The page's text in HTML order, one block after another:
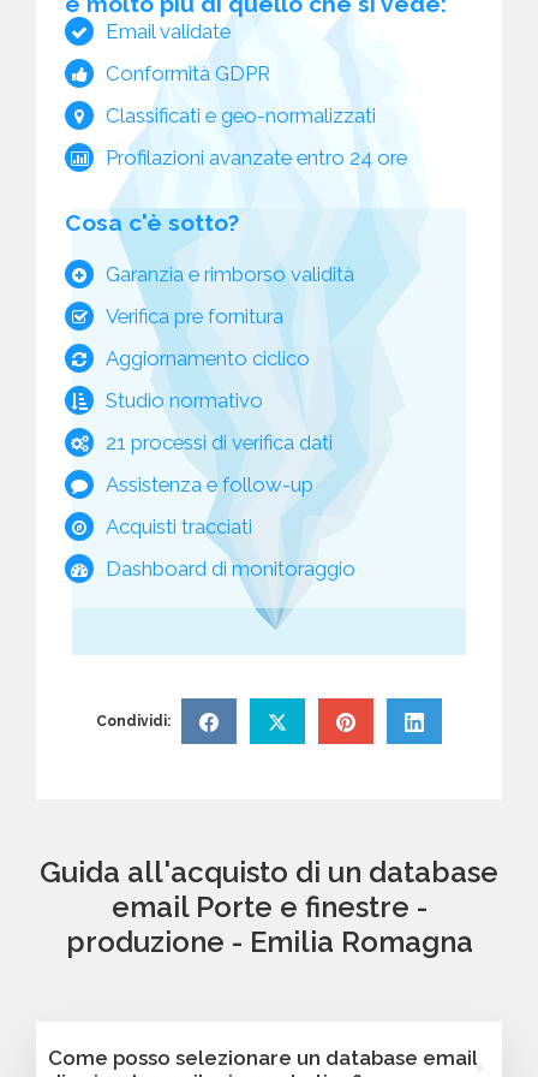
Email validate
Conformità GDPR
Classificati e geo-normalizzati
Profilazioni avanzate entro 24 ore
Cosa c'è sotto?
Garanzia e rimborso validità
Verifica pre fornitura
Aggiornamento ciclico
Studio normativo
21 processi di verifica dati
Assistenza e follow-up
Acquisti tracciati
Dashboard di monitoraggio
Condividi:
Guida all'acquisto di un database
email Porte e finestre -
produzione - Emilia Romagna
Come posso selezionare un database email